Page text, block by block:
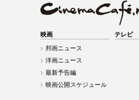
映画
邦画ニュース
洋画ニュース
最新予告編
映画公開スケジュール
テレビ